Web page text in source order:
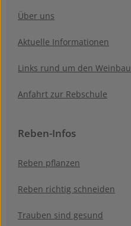
Über uns
Aktuelle Informationen
Links rund um den Weinbau
Anfahrt zur Rebschule
Reben-Infos
Reben pflanzen
Reben richtig schneiden
Trauben sind gesund